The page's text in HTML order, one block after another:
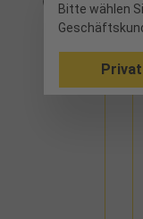
Bitte wählen